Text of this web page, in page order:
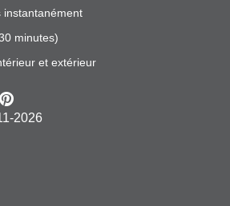
instantanément
minutes)
et extérieur
2026